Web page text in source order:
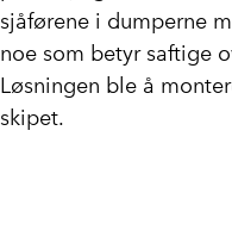
sjåførene i dumperne
noe som betyr saftige
Løsningen ble å
skipet.